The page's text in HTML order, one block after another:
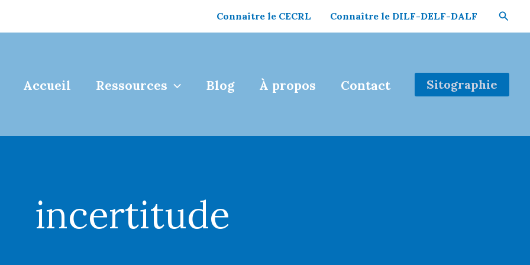
Connaître le CECRL Connaître le DILF-DELF-DALF
Accueil Ressources Blog À propos Contact Sitographie
incertitude